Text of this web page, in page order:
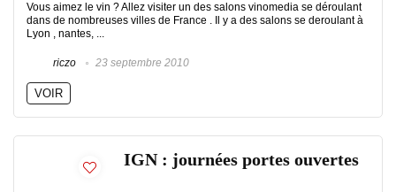
Vous aimez le vin ? Allez visiter un des salons vinomedia se déroulant
dans de nombreuses villes de France . Il y a des salons se deroulant à
Lyon , nantes, ...
riczo 23 septembre 2010
VOIR
IGN : journées portes ouvertes